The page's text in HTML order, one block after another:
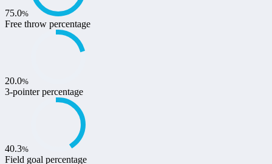
75.0%
Free throw percentage
20.0%
3-pointer percentage
40.3%
Field goal percentage